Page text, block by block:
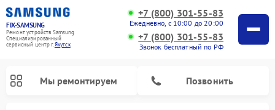
FIX-SAMSUNG
Ремонт устройств Samsung
Специализированный
cервисный центр г.Якутск
+7 (800) 301-55-83
Ежедневно, с 10:00 до 20:00
+7 (800) 301-55-83
Звонок бесплатный по РФ
Мы ремонтируем Позвонить